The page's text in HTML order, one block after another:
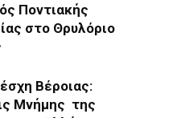
Ποντιακής
στο Θρυλόριο
Βέροιας:
Μνήμης της